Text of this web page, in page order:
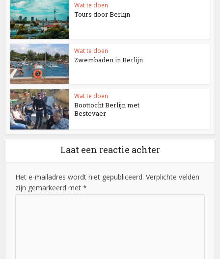
Wat te doen
Tours door Berlijn
Wat te doen
Zwembaden in Berlijn
Wat te doen
Boottocht Berlijn met
Bestevaer
Laat een reactie achter
Het e-mailadres wordt niet gepubliceerd. Verplichte velden
zijn gemarkeerd met *